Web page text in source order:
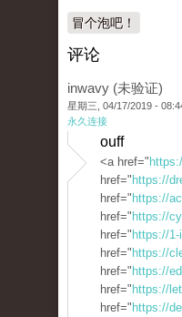
冒个泡吧！
评论
inwavy (未验证)
星期三, 04/17/2019 -
永久连接
ouff
<a href="
href=" https://
href=" https://
href=" https://
href=" https://
href=" https://
href=" https://
href=" https://
href=" https://